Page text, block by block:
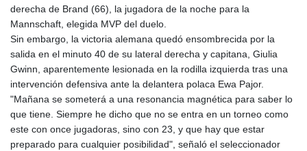
IMP 0.857252
INR 110.076256
IQD
1509.981237
IRR
1590322.371805
ISK 142.598215
JEP 0.857252
JMD 183.057725
JOD 0.819746
derecha de Brand (66), la jugadora de la noche para la
Mannschaft, elegida MVP del duelo.
Sin embargo, la victoria alemana quedó ensombrecida por la
salida en el minuto 40 de su lateral derecha y capitana, Giulia
Gwinn, aparentemente lesionada en la rodilla izquierda tras una
intervención defensiva ante la delantera polaca Ewa Pajor.
"Mañana se someterá a una resonancia magnética para saber lo
que tiene. Siempre he dicho que no se entra en un torneo como
este con once jugadoras, sino con 23, y que hay que estar
preparado para cualquier posibilidad", señaló el seleccionador